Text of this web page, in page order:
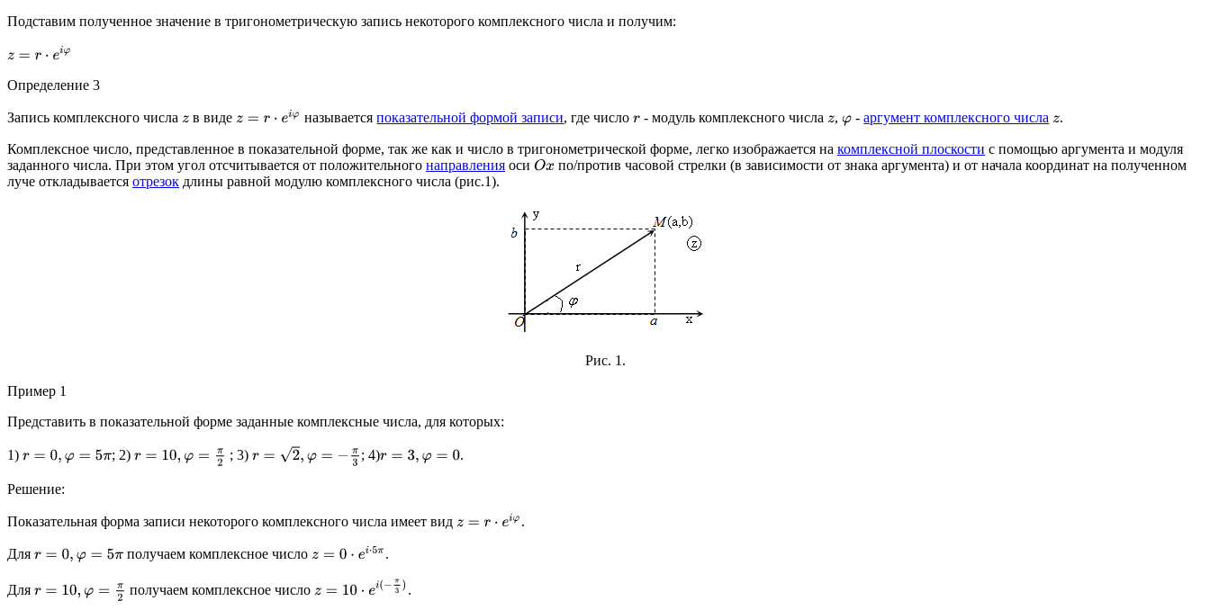
Подставим полученное значение в тригонометрическую запись некоторого комплексного числа и получим:
z= r⋅ e φ
Определение 3
Запись комплексного числа zв виде z=r⋅ eiφ называетсяпоказательной формой записи, где числоr - модуль комплексного числа z,φ -аргумент комплексного числа z.
Комплексное число, представленное в показательной форме, так же как и число в тригонометрической форме, легко изображается на комплексной плоскости с помощью аргумента и модуля
заданного числа. При этом угол отсчитывается от положительного направления оси Ox по/против часовой стрелки (в зависимости от знака аргумента) и от начала координат на полученном
луче откладывается отрезок длины равной модулю комплексного числа (рис.1).
Рис. 1.
Пример 1
Представить в показательной форме заданные комплексные числа, для которых:
1) r=0, φ= 5π ; 2) r=10 ,φ= π2 ; 3) r=2, φ=−π 3 ; 4)r=3, φ= 0 .
Решение:
Показательная форма записи некоторого комплексного числа имеет вид z=r⋅ eiφ .
Для r=0, φ= 5π получаем комплексное число z=0⋅ ei ⋅5π .
Для r=10 ,φ= π2 получаем комплексное число z=10⋅ ei (−π3) .